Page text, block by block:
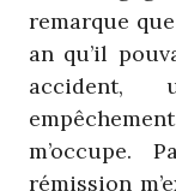
remarque
an qu’il
accident,
m’occupe.
rémission